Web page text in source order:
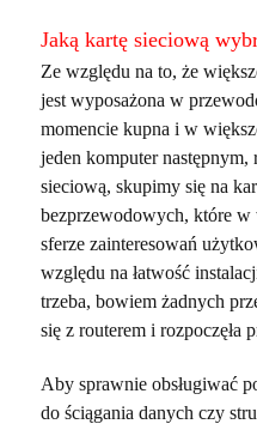
Jaką kartę sieciową
Ze względu na to, że
jest wyposażona w
momencie kupna i w
jeden komputer
sieciową, skupimy się na
bezprzewodowych, które
sferze zainteresowań
względu na łatwość
trzeba, bowiem żadnych
się z routerem i rozpoczęła
Aby sprawnie obsługiwać
do ściągania danych czy